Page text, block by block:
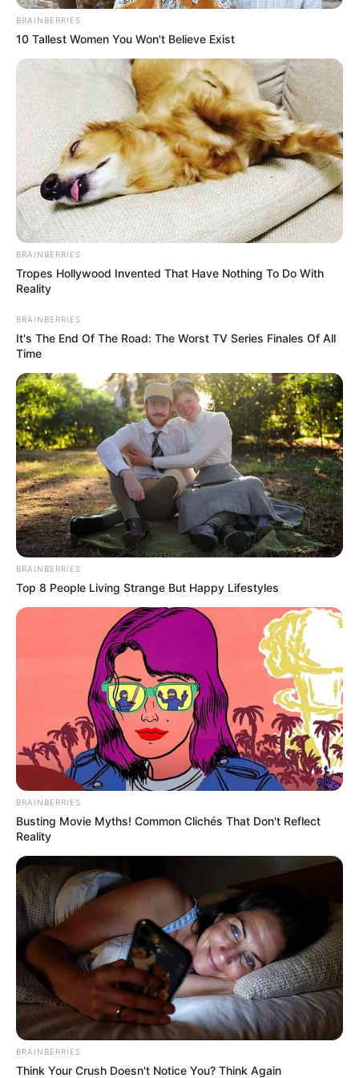
Was ist Chop Suey
überhaupt?
Der Begriff Chop Suey bedeutet übersetzt so
viel wie „gemischte Stücke“. Ursprünglich
entstand das Gericht im 19. Jahrhundert in den
USA, als chinesische Einwanderer aus
einfachen Zutaten eine schmackhafte Mahlzeit
zauberten. Heute gilt es als Klassiker der
asiatisch inspirierten Küche.
Typisch für Chop Suey sind:
Karotten, Sojasprossen, Sellerie oder
Zuckerschoten)
Zartes Fleisch(meist Huhn, Rind oder
Schwein, aber auch Garnelen oder Tofu)
Aromatische Sauce auf Basis von
Sojasauce, Brühe und Gewürzen
Damit vereint Chop Suey das Beste aus beiden
Welten: Leichte, gesunde Zutaten und kräftige
Aromen.
Zutatenliste für Chop
Suey wie von Oma
Damit dein Chop Suey gelingt, benötigst du
eine bunte Mischung an Zutaten. Hier ein
klassisches Grundrezept für 4 Personen:
Gemüse:
2 Paprika (rot und grün)
2 Karotten
1 Stange Staudensellerie
200 g Sojasprossen
150 g Zuckerschoten
1 Zwiebel
2 Knoblauchzehen
BRAINBERRIES
10 Tallest Women You Won't Believe Exist
BRAINBERRIES
Tropes Hollywood Invented That Have Nothing To Do With
Reality
BRAINBERRIES
It's The End Of The Road: The Worst TV Series Finales Of All
Time
BRAINBERRIES
Top 8 People Living Strange But Happy Lifestyles
BRAINBERRIES
Busting Movie Myths! Common Clichés That Don't Reflect
Reality
BRAINBERRIES
Think Your Crush Doesn't Notice You? Think Again